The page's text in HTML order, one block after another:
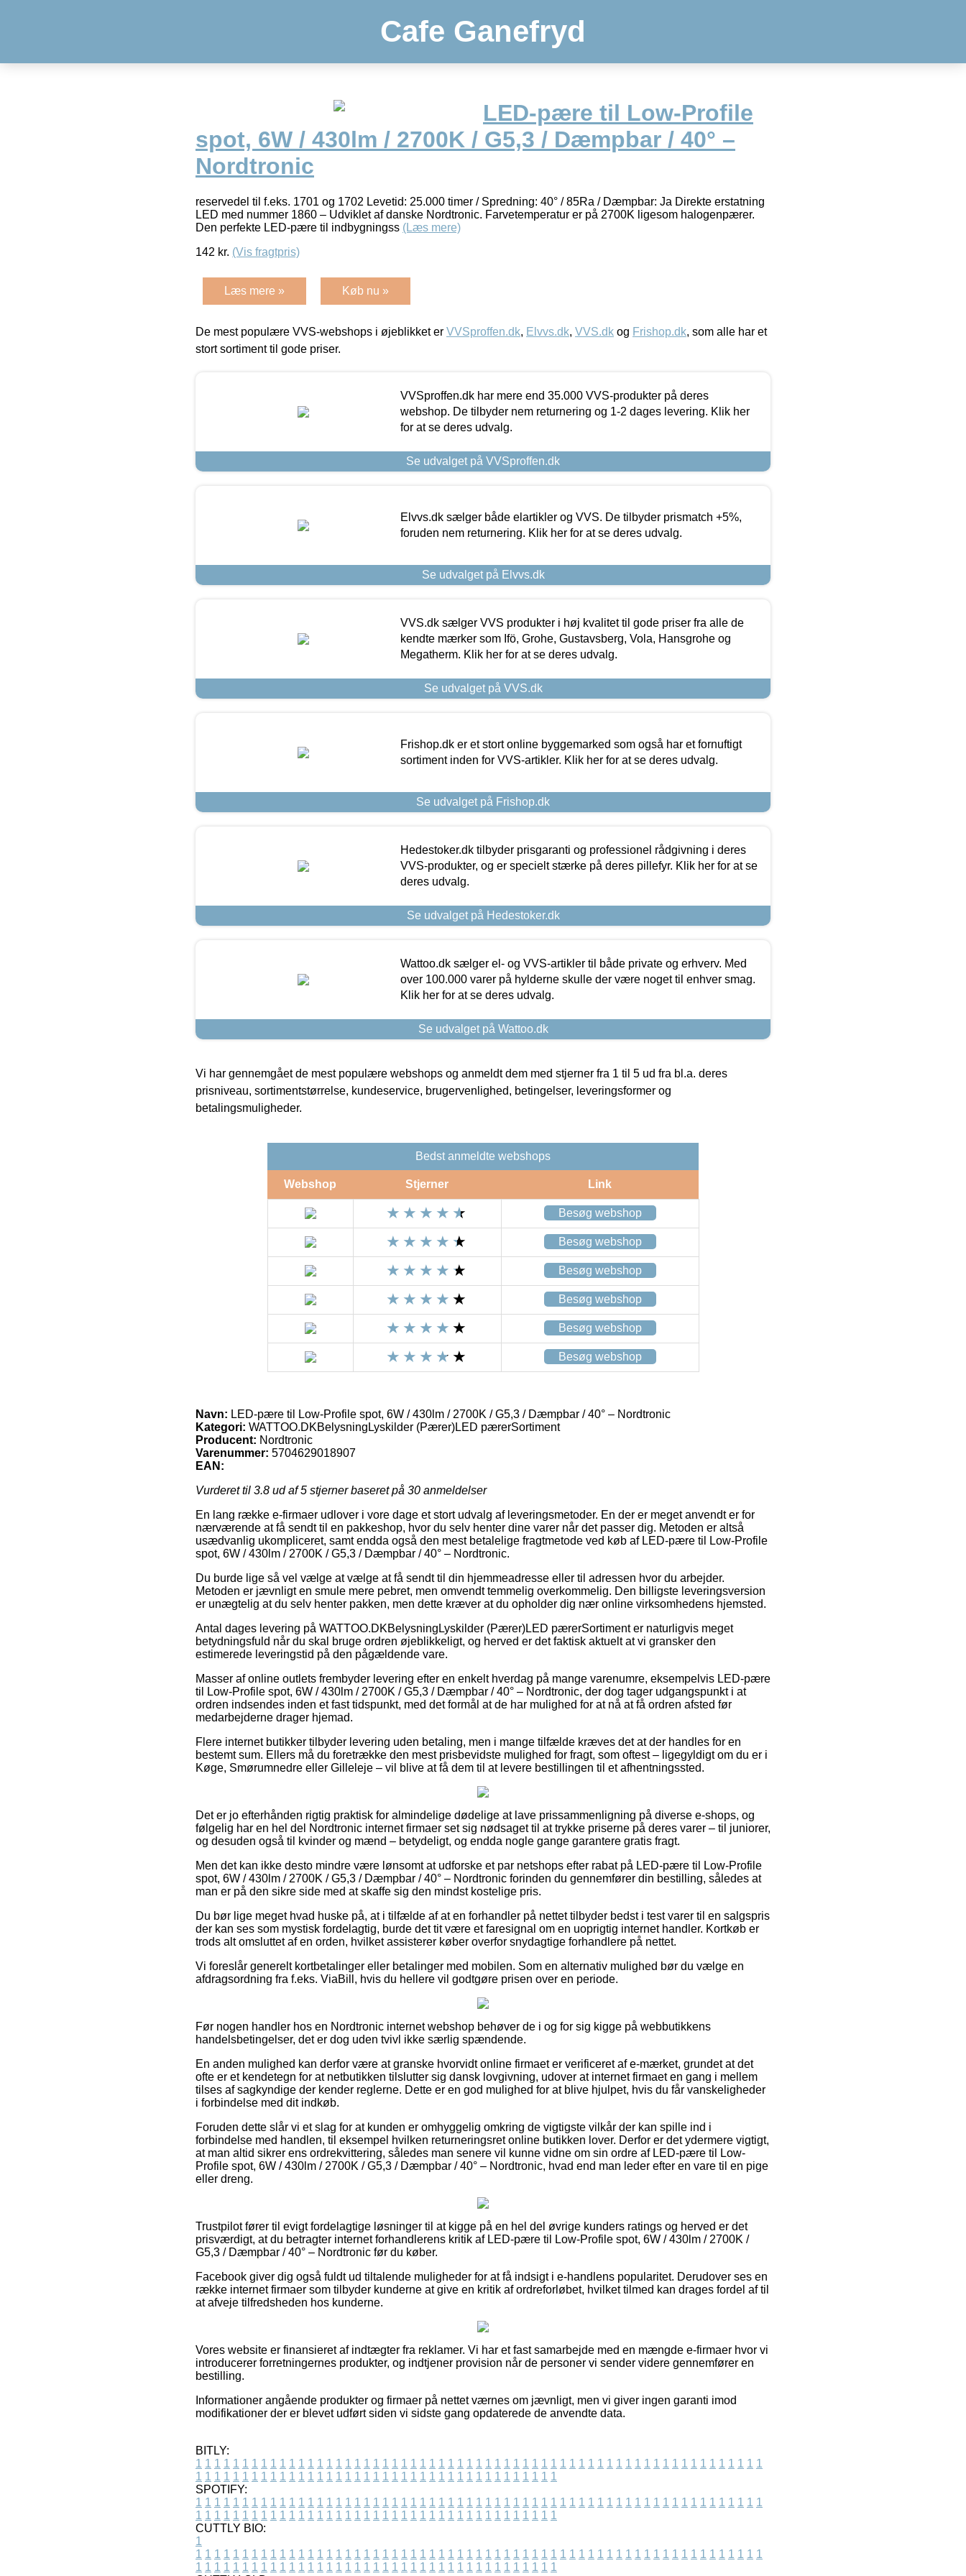
Cafe Ganefryd
LED-pære til Low-Profile
spot, 6W / 430lm / 2700K / G5,3 / Dæmpbar / 40° –
Nordtronic
reservedel til f.eks. 1701 og 1702 Levetid: 25.000 timer / Spredning: 40° / 85Ra / Dæmpbar: Ja Direkte erstatning
LED med nummer 1860 – Udviklet af danske Nordtronic. Farvetemperatur er på 2700K ligesom halogenpærer.
Den perfekte LED-pære til indbygningss (Læs mere)
142 kr. (Vis fragtpris)
Læs mere » Køb nu »
De mest populære VVS-webshops i øjeblikket er VVSproffen.dk, Elvvs.dk, VVS.dk og Frishop.dk, som alle har et
stort sortiment til gode priser.
VVSproffen.dk har mere end 35.000 VVS-produkter på deres
webshop. De tilbyder nem returnering og 1-2 dages levering. Klik her
for at se deres udvalg.
Se udvalget på VVSproffen.dk
Elvvs.dk sælger både elartikler og VVS. De tilbyder prismatch +5%,
foruden nem returnering. Klik her for at se deres udvalg.
Se udvalget på Elvvs.dk
VVS.dk sælger VVS produkter i høj kvalitet til gode priser fra alle de
kendte mærker som Ifö, Grohe, Gustavsberg, Vola, Hansgrohe og
Megatherm. Klik her for at se deres udvalg.
Se udvalget på VVS.dk
Frishop.dk er et stort online byggemarked som også har et fornuftigt
sortiment inden for VVS-artikler. Klik her for at se deres udvalg.
Se udvalget på Frishop.dk
Hedestoker.dk tilbyder prisgaranti og professionel rådgivning i deres
VVS-produkter, og er specielt stærke på deres pillefyr. Klik her for at se
deres udvalg.
Se udvalget på Hedestoker.dk
Wattoo.dk sælger el- og VVS-artikler til både private og erhverv. Med
over 100.000 varer på hylderne skulle der være noget til enhver smag.
Klik her for at se deres udvalg.
Se udvalget på Wattoo.dk
Vi har gennemgået de mest populære webshops og anmeldt dem med stjerner fra 1 til 5 ud fra bl.a. deres
prisniveau, sortimentstørrelse, kundeservice, brugervenlighed, betingelser, leveringsformer og
betalingsmuligheder.
Bedst anmeldte webshops
Webshop Stjerner Link
Besøg webshop
Besøg webshop
Besøg webshop
Besøg webshop
Besøg webshop
Besøg webshop
Navn: LED-pære til Low-Profile spot, 6W / 430lm / 2700K / G5,3 / Dæmpbar / 40° – Nordtronic
Kategori: WATTOO.DKBelysningLyskilder (Pærer)LED pærerSortiment
Producent: Nordtronic
Varenummer: 5704629018907
EAN:
Vurderet til 3.8 ud af 5 stjerner baseret på 30 anmeldelser
En lang række e-firmaer udlover i vore dage et stort udvalg af leveringsmetoder. En der er meget anvendt er for
nærværende at få sendt til en pakkeshop, hvor du selv henter dine varer når det passer dig. Metoden er altså
usædvanlig ukompliceret, samt endda også den mest betalelige fragtmetode ved køb af LED-pære til Low-Profile
spot, 6W / 430lm / 2700K / G5,3 / Dæmpbar / 40° – Nordtronic.
Du burde lige så vel vælge at vælge at få sendt til din hjemmeadresse eller til adressen hvor du arbejder.
Metoden er jævnligt en smule mere pebret, men omvendt temmelig overkommelig. Den billigste leveringsversion
er unægtelig at du selv henter pakken, men dette kræver at du opholder dig nær online virksomhedens hjemsted.
Antal dages levering på WATTOO.DKBelysningLyskilder (Pærer)LED pærerSortiment er naturligvis meget
betydningsfuld når du skal bruge ordren øjeblikkeligt, og herved er det faktisk aktuelt at vi gransker den
estimerede leveringstid på den pågældende vare.
Masser af online outlets frembyder levering efter en enkelt hverdag på mange varenumre, eksempelvis LED-pære
til Low-Profile spot, 6W / 430lm / 2700K / G5,3 / Dæmpbar / 40° – Nordtronic, der dog tager udgangspunkt i at
ordren indsendes inden et fast tidspunkt, med det formål at de har mulighed for at nå at få ordren afsted før
medarbejderne drager hjemad.
Flere internet butikker tilbyder levering uden betaling, men i mange tilfælde kræves det at der handles for en
bestemt sum. Ellers må du foretrække den mest prisbevidste mulighed for fragt, som oftest – ligegyldigt om du er i
Køge, Smørumnedre eller Gilleleje – vil blive at få dem til at levere bestillingen til et afhentningssted.
Det er jo efterhånden rigtig praktisk for almindelige dødelige at lave prissammenligning på diverse e-shops, og
følgelig har en hel del Nordtronic internet firmaer set sig nødsaget til at trykke priserne på deres varer – til juniorer,
og desuden også til kvinder og mænd – betydeligt, og endda nogle gange garantere gratis fragt.
Men det kan ikke desto mindre være lønsomt at udforske et par netshops efter rabat på LED-pære til Low-Profile
spot, 6W / 430lm / 2700K / G5,3 / Dæmpbar / 40° – Nordtronic forinden du gennemfører din bestilling, således at
man er på den sikre side med at skaffe sig den mindst kostelige pris.
Du bør lige meget hvad huske på, at i tilfælde af at en forhandler på nettet tilbyder bedst i test varer til en salgspris
der kan ses som mystisk fordelagtig, burde det tit være et faresignal om en uoprigtig internet handler. Kortkøb er
trods alt omsluttet af en orden, hvilket assisterer køber overfor snydagtige forhandlere på nettet.
Vi foreslår generelt kortbetalinger eller betalinger med mobilen. Som en alternativ mulighed bør du vælge en
afdragsordning fra f.eks. ViaBill, hvis du hellere vil godtgøre prisen over en periode.
Før nogen handler hos en Nordtronic internet webshop behøver de i og for sig kigge på webbutikkens
handelsbetingelser, det er dog uden tvivl ikke særlig spændende.
En anden mulighed kan derfor være at granske hvorvidt online firmaet er verificeret af e-mærket, grundet at det
ofte er et kendetegn for at netbutikken tilslutter sig dansk lovgivning, udover at internet firmaet en gang i mellem
tilses af sagkyndige der kender reglerne. Dette er en god mulighed for at blive hjulpet, hvis du får vanskeligheder
i forbindelse med dit indkøb.
Foruden dette slår vi et slag for at kunden er omhyggelig omkring de vigtigste vilkår der kan spille ind i
forbindelse med handlen, til eksempel hvilken returneringsret online butikken lover. Derfor er det ydermere vigtigt,
at man altid sikrer ens ordrekvittering, således man senere vil kunne vidne om sin ordre af LED-pære til Low-
Profile spot, 6W / 430lm / 2700K / G5,3 / Dæmpbar / 40° – Nordtronic, hvad end man leder efter en vare til en pige
eller dreng.
Trustpilot fører til evigt fordelagtige løsninger til at kigge på en hel del øvrige kunders ratings og herved er det
prisværdigt, at du betragter internet forhandlerens kritik af LED-pære til Low-Profile spot, 6W / 430lm / 2700K /
G5,3 / Dæmpbar / 40° – Nordtronic før du køber.
Facebook giver dig også fuldt ud tiltalende muligheder for at få indsigt i e-handlens popularitet. Derudover ses en
række internet firmaer som tilbyder kunderne at give en kritik af ordreforløbet, hvilket tilmed kan drages fordel af til
at afveje tilfredsheden hos kunderne.
Vores website er finansieret af indtægter fra reklamer. Vi har et fast samarbejde med en mængde e-firmaer hvor vi
introducerer forretningernes produkter, og indtjener provision når de personer vi sender videre gennemfører en
bestilling.
Informationer angående produkter og firmaer på nettet værnes om jævnligt, men vi giver ingen garanti imod
modifikationer der er blevet udført siden vi sidste gang opdaterede de anvendte data.
BITLY:
1 1 1 1 1 1 1 1 1 1 1 1 1 1 1 1 1 1 1 1 1 1 1 1 1 1 1 1 1 1 1 1 1 1 1 1 1 1 1 1 1 1 1 1 1 1 1 1 1 1 1 1 1 1 1 1 1 1 1 1 1
1 1 1 1 1 1 1 1 1 1 1 1 1 1 1 1 1 1 1 1 1 1 1 1 1 1 1 1 1 1 1 1 1 1 1 1 1 1 1
SPOTIFY:
1 1 1 1 1 1 1 1 1 1 1 1 1 1 1 1 1 1 1 1 1 1 1 1 1 1 1 1 1 1 1 1 1 1 1 1 1 1 1 1 1 1 1 1 1 1 1 1 1 1 1 1 1 1 1 1 1 1 1 1 1
1 1 1 1 1 1 1 1 1 1 1 1 1 1 1 1 1 1 1 1 1 1 1 1 1 1 1 1 1 1 1 1 1 1 1 1 1 1 1
CUTTLY BIO:
1
1 1 1 1 1 1 1 1 1 1 1 1 1 1 1 1 1 1 1 1 1 1 1 1 1 1 1 1 1 1 1 1 1 1 1 1 1 1 1 1 1 1 1 1 1 1 1 1 1 1 1 1 1 1 1 1 1 1 1 1 1
1 1 1 1 1 1 1 1 1 1 1 1 1 1 1 1 1 1 1 1 1 1 1 1 1 1 1 1 1 1 1 1 1 1 1 1 1 1 1